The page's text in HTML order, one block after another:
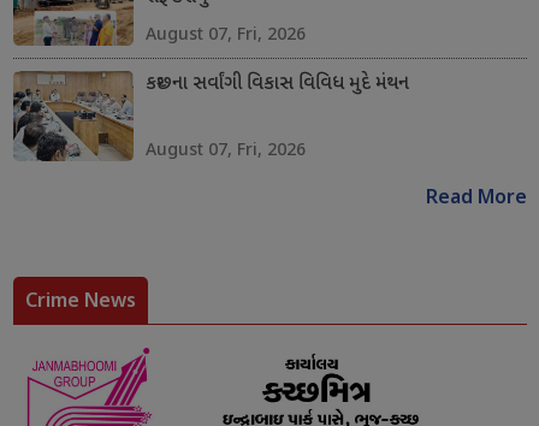
August 07, Fri, 2026
કચ્છના સર્વાંગી વિકાસ વિવિધ મુદે મંથન
August 07, Fri, 2026
Read More
Crime News